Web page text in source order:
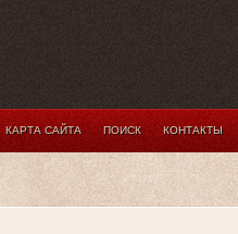
КАРТА САЙТА ПОИСК КОНТАКТЫ